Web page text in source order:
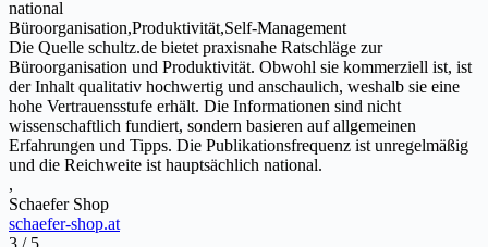
national
Büroorganisation,Produktivität,Self-Management
Die Quelle schultz.de bietet praxisnahe Ratschläge zur
Büroorganisation und Produktivität. Obwohl sie kommerziell ist, ist
der Inhalt qualitativ hochwertig und anschaulich, weshalb sie eine
hohe Vertrauensstufe erhält. Die Informationen sind nicht
wissenschaftlich fundiert, sondern basieren auf allgemeinen
Erfahrungen und Tipps. Die Publikationsfrequenz ist unregelmäßig
und die Reichweite ist hauptsächlich national.
,
Schaefer Shop
schaefer-shop.at
3 / 5